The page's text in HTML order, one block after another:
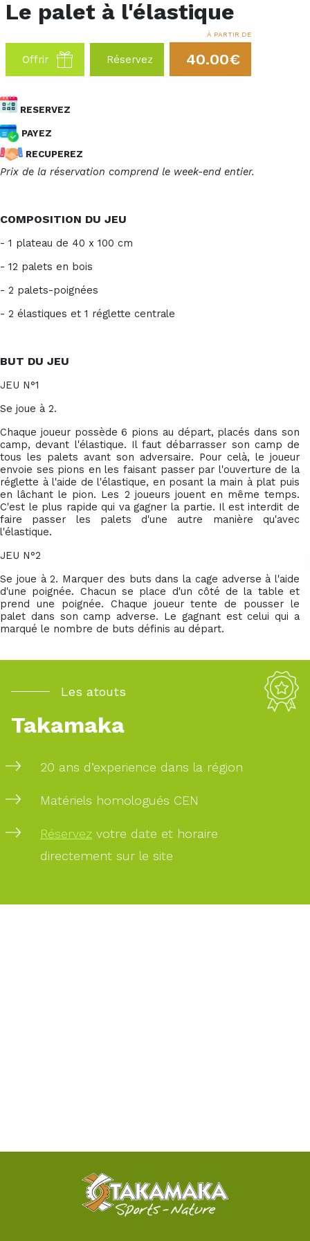
Le palet à l'élastique
Offrir Réservez
À PARTIR DE
40.00€
RESERVEZ
PAYEZ
RECUPEREZ
Prix de la réservation comprend le week-end entier.
COMPOSITION DU JEU
- 1 plateau de 40 x 100 cm
- 12 palets en bois
- 2 palets-poignées
- 2 élastiques et 1 réglette centrale
BUT DU JEU
JEU N°1
Se joue à 2.
Chaque joueur possède 6 pions au départ, placés dans son
camp, devant l'élastique. Il faut débarrasser son camp de
tous les palets avant son adversaire. Pour celà, le joueur
envoie ses pions en les faisant passer par l'ouverture de la
réglette à l'aide de l'élastique, en posant la main à plat puis
en lâchant le pion. Les 2 joueurs jouent en même temps.
C'est le plus rapide qui va gagner la partie. Il est interdit de
faire passer les palets d'une autre manière qu'avec
l'élastique.
JEU N°2
Se joue à 2. Marquer des buts dans la cage adverse à l'aide
d'une poignée. Chacun se place d'un côté de la table et
prend une poignée. Chaque joueur tente de pousser le
palet dans son camp adverse. Le gagnant est celui qui a
marqué le nombre de buts définis au départ.
Les atouts
Takamaka
20 ans d’experience dans la région
Matériels homologués CEN
Réservez votre date et horaire
directement sur le site